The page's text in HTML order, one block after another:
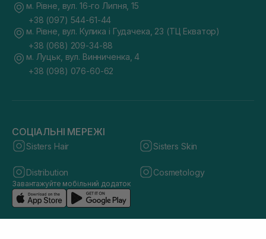
м. Рівне, вул. 16-го Липня, 15
+38 (097) 544-61-44
м. Рівне, вул. Кулика і Гудачека, 23 (ТЦ Екватор)
+38 (068) 209-34-88
м. Луцьк, вул. Винниченка, 4
+38 (098) 076-60-62
СОЦІАЛЬНІ МЕРЕЖІ
Sisters Hair Sisters Skin
Distribution Cosmetology
Завантажуйте мобільний додаток